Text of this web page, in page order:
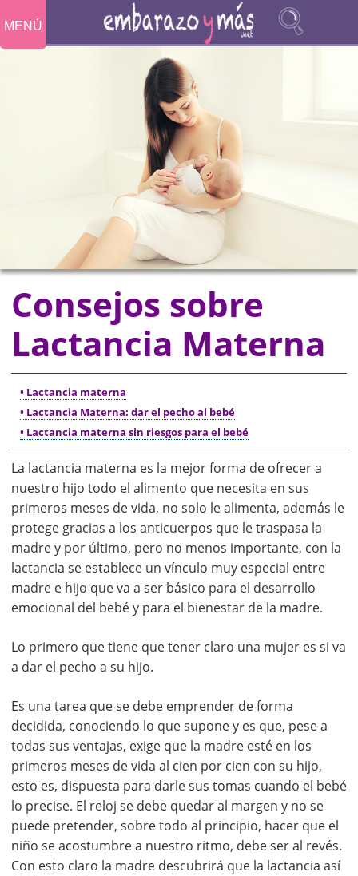
MENÚ
Consejos sobre
Lactancia Materna
• Lactancia materna
• Lactancia Materna: dar el pecho al bebé
• Lactancia materna sin riesgos para el bebé
La lactancia materna es la mejor forma de ofrecer a
nuestro hijo todo el alimento que necesita en sus
primeros meses de vida, no solo le alimenta, además le
protege gracias a los anticuerpos que le traspasa la
madre y por último, pero no menos importante, con la
lactancia se establece un vínculo muy especial entre
madre e hijo que va a ser básico para el desarrollo
emocional del bebé y para el bienestar de la madre.
Lo primero que tiene que tener claro una mujer es si va
a dar el pecho a su hijo.
Es una tarea que se debe emprender de forma
decidida, conociendo lo que supone y es que, pese a
todas sus ventajas, exige que la madre esté en los
primeros meses de vida al cien por cien con su hijo,
esto es, dispuesta para darle sus tomas cuando el bebé
lo precise. El reloj se debe quedar al margen y no se
puede pretender, sobre todo al principio, hacer que el
niño se acostumbre a nuestro ritmo, debe ser al revés.
Con esto claro la madre descubrirá que la lactancia así